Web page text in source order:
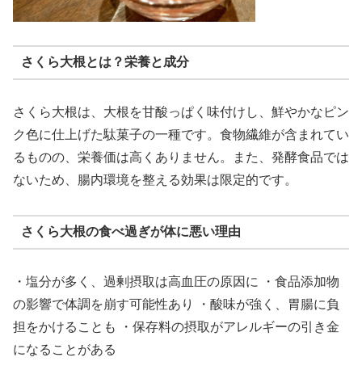
さくら大根とは？栄養と成分
さくら大根は、大根を甘酸っぱく味付けし、鮮やかなピン
ク色に仕上げた駄菓子の一種です。食物繊維が含まれてい
るものの、栄養価は高くありません。また、発酵食品では
ないため、腸内環境を整える効果は限定的です。
さくら大根の食べ過ぎが体に悪い理由
・塩分が多く、過剰摂取は高血圧の原因に ・食品添加物
の影響で体調を崩す可能性あり ・酸味が強く、胃腸に負
担をかけることも ・保存料の摂取がアレルギーの引き金
になることがある